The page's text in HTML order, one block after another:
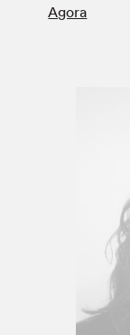
Espace
Archives
Agora